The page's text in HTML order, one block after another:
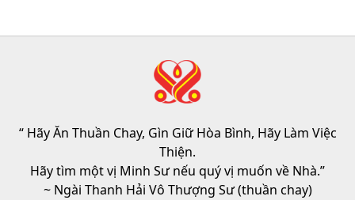
“ Hãy Ăn Thuần Chay, Gìn Giữ Hòa Bình, Hãy Làm Việc
Thiện.
Hãy tìm một vị Minh Sư nếu quý vị muốn về Nhà.”
~ Ngài Thanh Hải Vô Thượng Sư (thuần chay)